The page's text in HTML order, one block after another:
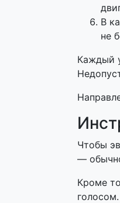
В
не
Каждый
Чтобы
—
Кроме